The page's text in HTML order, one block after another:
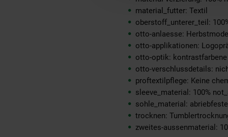
material_futter: Textil
oberstoff_unterer_teil:
otto-anlaesse:
otto-applikationen:
otto-optik:
otto-verschlussdetails:
proftextilpflege: Keine
sleeve_material: 100%
sohle_material:
trocknen:
zweites-aussenmaterial: